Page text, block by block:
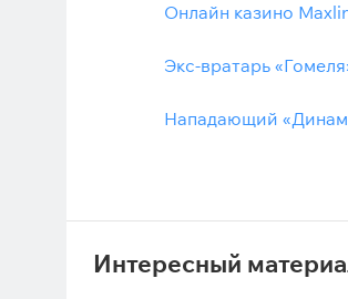
Онлайн казино
Экс-вратарь
Нападающий
Интересный